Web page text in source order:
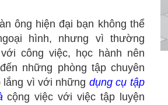
ông hiện đại bạn không thể
hình, nhưng vì thường
công việc, học hành nên
những phòng tập chuyên
vì với những dụng cụ tập
cộng việc với việc tập luyện